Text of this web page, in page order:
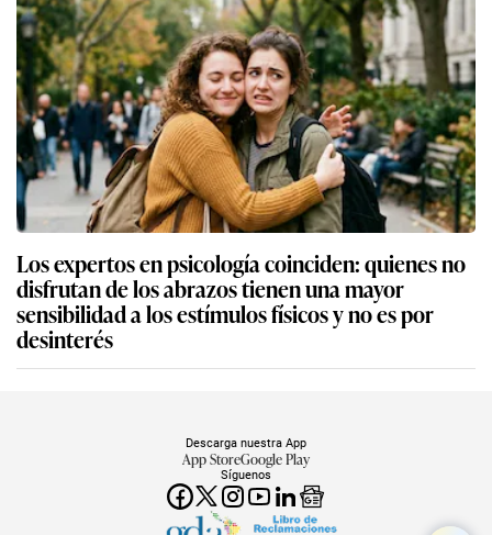
Talara: reportan brote de petróleo en medio de
patio de colegio
Contenido sugerido ContenidoGEC
Los expertos en psicología coinciden: quienes
guardan recibos o tickets de compras pasadas no